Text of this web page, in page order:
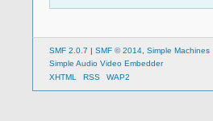
SMF 2.0.7 SMF © 2014, Simple Machines
Simple Audio Video Embedder
XHTML
RSS WAP2